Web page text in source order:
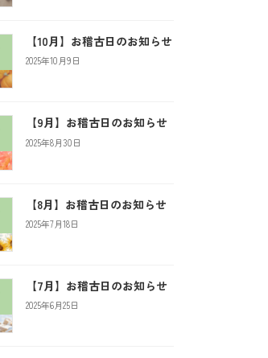
【10月】お稽古日のお知らせ
2025年10月9日
【9月】お稽古日のお知らせ
2025年8月30日
【8月】お稽古日のお知らせ
2025年7月18日
【7月】お稽古日のお知らせ
2025年6月25日